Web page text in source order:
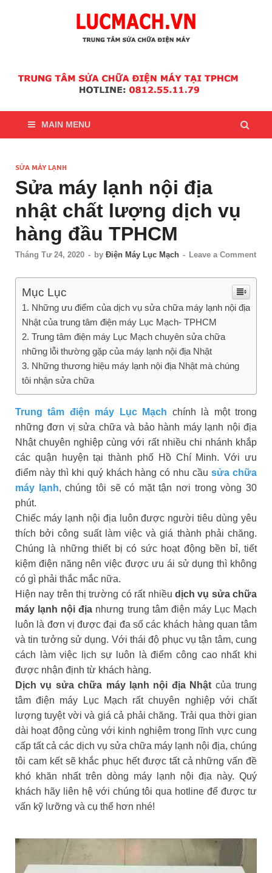
LucMach – Trung tâm
sửa chữa điện máy tại
TPHCM
MAIN MENU
SỬA MÁY LẠNH
Sửa máy lạnh nội địa
nhật chất lượng dịch vụ
hàng đầu TPHCM
Tháng Tư 24, 2020 - by Điện Máy Lục Mạch - Leave a Comment
Mục Lục
1. Những ưu điểm của dịch vụ sửa chữa máy lạnh nội địa
Nhật của trung tâm điện máy Lục Mạch- TPHCM
2. Trung tâm điện máy Lục Mạch chuyên sửa chữa
những lỗi thường gặp của máy lạnh nội địa Nhật
3. Những thương hiệu máy lạnh nội địa Nhật mà chúng
tôi nhận sửa chữa
Trung tâm điện máy Lục Mạch chính là một trong
những đơn vị sửa chữa và bảo hành máy lạnh nội địa
Nhật chuyên nghiệp cùng với rất nhiều chi nhánh khắp
các quận huyện tại thành phố Hồ Chí Minh. Với ưu
điểm này thì khi quý khách hàng có nhu cầusửa chữa
máy lạnh, chúng tôi sẽ có mặt tận nơi trong vòng 30
phút.
Chiếc máy lạnh nội địa luôn được người tiêu dùng yêu
thích bởi công suất làm việc và giá thành phải chăng.
Chúng là những thiết bị có sức hoạt động bền bỉ, tiết
kiệm điện năng nên việc được ưu ái sử dụng thì không
có gì phải thắc mắc nữa.
Hiện nay trên thị trường có rất nhiều dịch vụ sửa chữa
máy lạnh nội địa nhưng trung tâm điện máy Lục Mạch
luôn là đơn vị được đại đa số các khách hàng quan tâm
và tin tưởng sử dụng. Với thái độ phục vụ tận tâm, cung
cách làm việc lịch sự luôn là điểm công cao nhất khi
được nhận định từ khách hàng.
Dịch vụ sửa chữa máy lạnh nội địa Nhật của trung
tâm điện máy Lục Mạch rất chuyên nghiệp với chất
lượng tuyệt vời và giá cả phải chăng. Trải qua thời gian
dài hoạt động cùng với kinh nghiệm trong lĩnh vực cung
cấp tất cả các dịch vụ sửa chữa máy lạnh nội địa, chúng
tôi cam kết sẽ khắc phục hết được tất cả những vấn đề
khó khăn nhất trên dòng máy lạnh nội địa này. Quý
khách hãy liên hệ với chúng tôi qua hotline để được tư
vấn kỹ lưỡng và cụ thể hơn nhé!